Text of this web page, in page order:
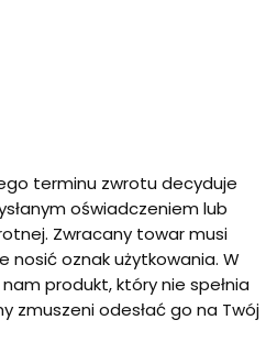
terminu zwrotu decyduje
oświadczeniem lub
Zwracany towar musi
nosić oznak użytkowania. W
produkt, który nie spełnia
zmuszeni odesłać go na Twój